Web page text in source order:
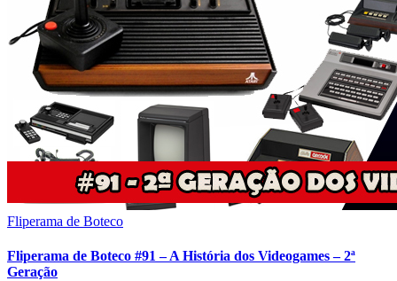
Fliperama de Boteco
Fliperama de Boteco #91 – A História dos Videogames – 2ª
Geração